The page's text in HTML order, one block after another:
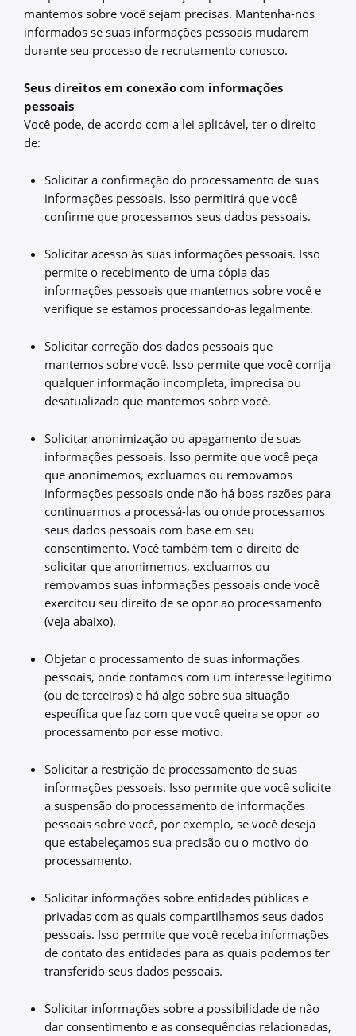
mantemos sobre você sejam precisas. Mantenha-nos
informados se suas informações pessoais mudarem
durante seu processo de recrutamento conosco.
Seus direitos em conexão com informações
pessoais
Você pode, de acordo com a lei aplicável, ter o direito
de:
Solicitar a confirmação do processamento de suas
informações pessoais. Isso permitirá que você
confirme que processamos seus dados pessoais.
Solicitar acesso às suas informações pessoais. Isso
permite o recebimento de uma cópia das
informações pessoais que mantemos sobre você e
verifique se estamos processando-as legalmente.
Solicitar correção dos dados pessoais que
mantemos sobre você. Isso permite que você corrija
qualquer informação incompleta, imprecisa ou
desatualizada que mantemos sobre você.
Solicitar anonimização ou apagamento de suas
informações pessoais. Isso permite que você peça
que anonimemos, excluamos ou removamos
informações pessoais onde não há boas razões para
continuarmos a processá-las ou onde processamos
seus dados pessoais com base em seu
consentimento. Você também tem o direito de
solicitar que anonimemos, excluamos ou
removamos suas informações pessoais onde você
exercitou seu direito de se opor ao processamento
(veja abaixo).
Objetar o processamento de suas informações
pessoais, onde contamos com um interesse legítimo
(ou de terceiros) e há algo sobre sua situação
específica que faz com que você queira se opor ao
processamento por esse motivo.
Solicitar a restrição de processamento de suas
informações pessoais. Isso permite que você solicite
a suspensão do processamento de informações
pessoais sobre você, por exemplo, se você deseja
que estabeleçamos sua precisão ou o motivo do
processamento.
Solicitar informações sobre entidades públicas e
privadas com as quais compartilhamos seus dados
pessoais. Isso permite que você receba informações
de contato das entidades para as quais podemos ter
transferido seus dados pessoais.
Solicitar informações sobre a possibilidade de não
dar consentimento e as consequências relacionadas,